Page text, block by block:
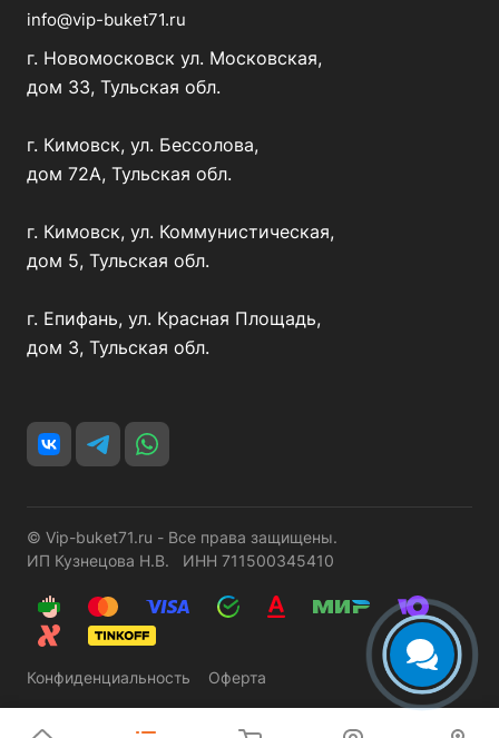
info@vip-buket71.ru
г. Новомосковск ул. Московская,
дом 33, Тульская обл.
г. Кимовск, ул. Бессолова,
дом 72А, Тульская обл.
г. Кимовск, ул. Коммунистическая,
дом 5, Тульская обл.
г. Епифань, ул. Красная Площадь,
дом 3, Тульская обл.
© Vip-buket71.ru - Все права защищены.
ИП Кузнецова Н.В. ИНН 711500345410
Конфиденциальность Оферта